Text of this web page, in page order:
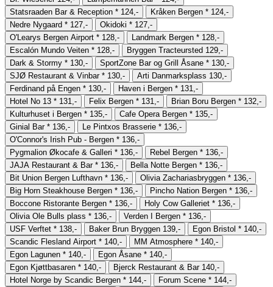
Statsraaden Bar & Reception * 124,- Kråken Bergen * 124,-
Nedre Nygaard * 127,- Okidoki * 127,-
O'Learys Bergen Airport * 128,- Landmark Bergen * 128,-
Escalón Mundo Veiten * 128,- Bryggen Tracteursted 129,-
Dark & Stormy * 130,- SportZone Bar og Grill Åsane * 130,-
SJØ Restaurant & Vinbar * 130,- Arti Danmarksplass 130,-
Ferdinand på Engen * 130,- Haven i Bergen * 131,-
Hotel No 13 * 131,- Felix Bergen * 131,- Brian Boru Bergen * 132,-
Kulturhuset i Bergen * 135,- Cafe Opera Bergen * 135,-
Ginial Bar * 136,- Le Pintxos Brasserie * 136,-
O'Connor's Irish Pub - Bergen * 136,-
Pygmalion Økocafe & Galleri * 136,- Rebel Bergen * 136,-
JAJA Restaurant & Bar * 136,- Bella Notte Bergen * 136,-
Bit Union Bergen Lufthavn * 136,- Olivia Zachariasbryggen * 136,-
Big Horn Steakhouse Bergen * 136,- Pincho Nation Bergen * 136,-
Boccone Ristorante Bergen * 136,- Holy Cow Galleriet * 136,-
Olivia Ole Bulls plass * 136,- Verden I Bergen * 136,-
USF Verftet * 138,- Baker Brun Bryggen 139,- Egon Bristol * 140,-
Scandic Flesland Airport * 140,- MM Atmosphere * 140,-
Egon Lagunen * 140,- Egon Åsane * 140,-
Egon Kjøttbasaren * 140,- Bjerck Restaurant & Bar 140,-
Hotel Norge by Scandic Bergen * 144,- Forum Scene * 144,-